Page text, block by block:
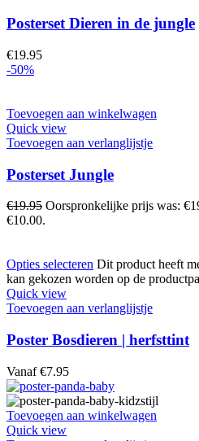
Posterset Dieren in de jungle
€19.95
-50%
Toevoegen aan winkelwagen
Quick view
Toevoegen aan verlanglijstje
Posterset Jungle
€19.95 Oorspronkelijke prijs was:
€10.00.
Opties selecteren Dit product heeft
kan gekozen worden op de
Quick view
Toevoegen aan verlanglijstje
Poster Bosdieren | herfsttint
Vanaf €7.95
Toevoegen aan winkelwagen
Quick view